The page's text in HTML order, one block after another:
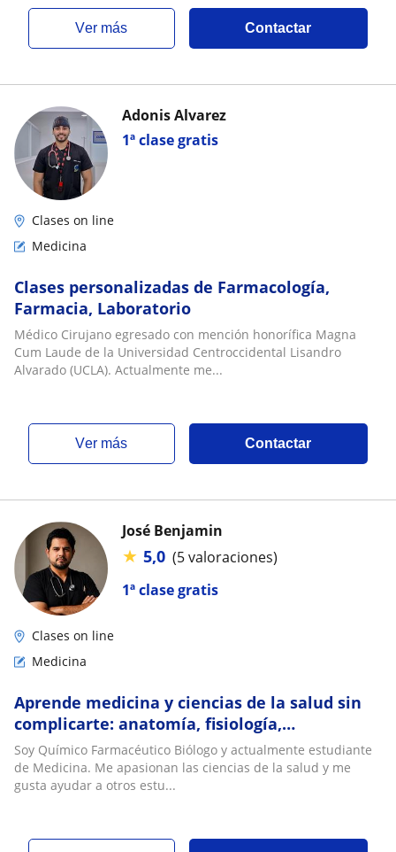
ver más Contactar
1ª clase gratis
Adonis Alvarez
Clases on line
Medicina
Clases personalizadas de Farmacología,
Farmacia, Laboratorio
Médico Cirujano egresado con mención honorífica Magna
Cum Laude de la Universidad Centroccidental Lisandro
Alvarado (UCLA). Actualmente me...
ver más Contactar
1ª clase gratis
José Benjamin
★ 5,0 (5 valoraciones)
Clases on line
Medicina
Aprende medicina y ciencias de la salud sin
complicarte: anatomía, fisiología,
farmacología, biología y química
Soy Químico Farmacéutico Biólogo y actualmente estudiante
de Medicina. Me apasionan las ciencias de la salud y me
gusta ayudar a otros estu...